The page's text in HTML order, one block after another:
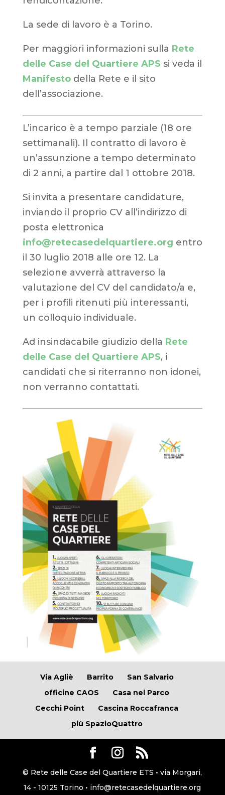
La sede di lavoro è a Torino.
Per maggiori informazioni sulla Rete
delle Case del Quartiere APS si veda il
Manifestodella Rete e il sito
dell’associazione.
L’incarico è a tempo parziale (18 ore
settimanali). Il contratto di lavoro è
un’assunzione a tempo determinato
di 2 anni, a partire dal 1 ottobre 2018.
Si invita a presentare candidature,
inviando il proprio CV all’indirizzo di
posta elettronica
info@retecasedelquartiere.org entro
il 30 luglio 2018 alle ore 12. La
selezione avverrà attraverso la
valutazione del CV del candidato/a e,
per i profili ritenuti più interessanti,
un colloquio individuale.
Ad insindacabile giudizio della Rete
delle Case del Quartiere APS, i
candidati che si riterranno non idonei,
non verranno contattati.
Via Agliè Barrito
San Salvario
officine CAOS
Casa nel Parco
Cecchi Point
Cascina Roccafranca
più SpazioQuattro
© Rete delle Case del Quartiere ETS • via Morgari,
14 - 10125 Torino • info@retecasedelquartiere.org